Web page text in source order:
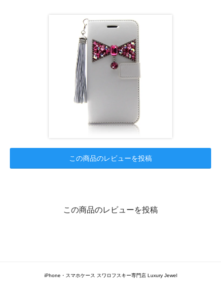
この商品のレビューを投稿
この商品のレビューを投稿
iPhone・スマホケース スワロフスキー専門店 Luxury Jewel